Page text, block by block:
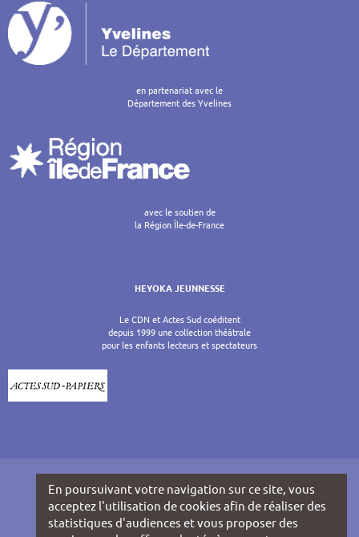
en partenariat avec le
Département des Yvelines
avec le soutien de
la Région Île-de-France
HEYOKA JEUNNESSE
Le CDN et Actes Sud coéditent
depuis 1999 une collection théâtrale
pour les enfants lecteurs et spectateurs
En poursuivant votre navigation sur ce site, vous
acceptez l'utilisation de cookies afin de réaliser des
statistiques d'audiences et vous proposer des